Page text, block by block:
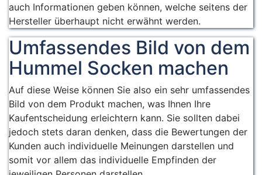
auch Informationen geben können, welche seitens der
Hersteller überhaupt nicht erwähnt werden.
Umfassendes Bild von dem
Hummel Socken machen
Auf diese Weise können Sie also ein sehr umfassendes
Bild von dem Produkt machen, was Ihnen Ihre
Kaufentscheidung erleichtern kann. Sie sollten dabei
jedoch stets daran denken, dass die Bewertungen der
Kunden auch individuelle Meinungen darstellen und
somit vor allem das individuelle Empfinden der